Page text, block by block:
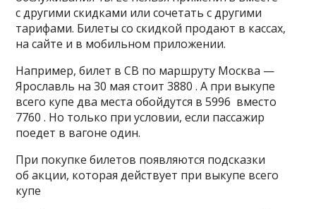
с другими скидками или сочетать с другими
тарифами. Билеты со скидкой продают в кассах,
на сайте и в мобильном приложении.
Например, билет в СВ по маршруту Москва —
Ярославль на 30 мая стоит 3880 . А при выкупе
всего купе два места обойдутся в 5996 вместо
7760 . Но только при условии, если пассажир
поедет в вагоне один.
При покупке билетов появляются подсказки
об акции, которая действует при выкупе всего
купе